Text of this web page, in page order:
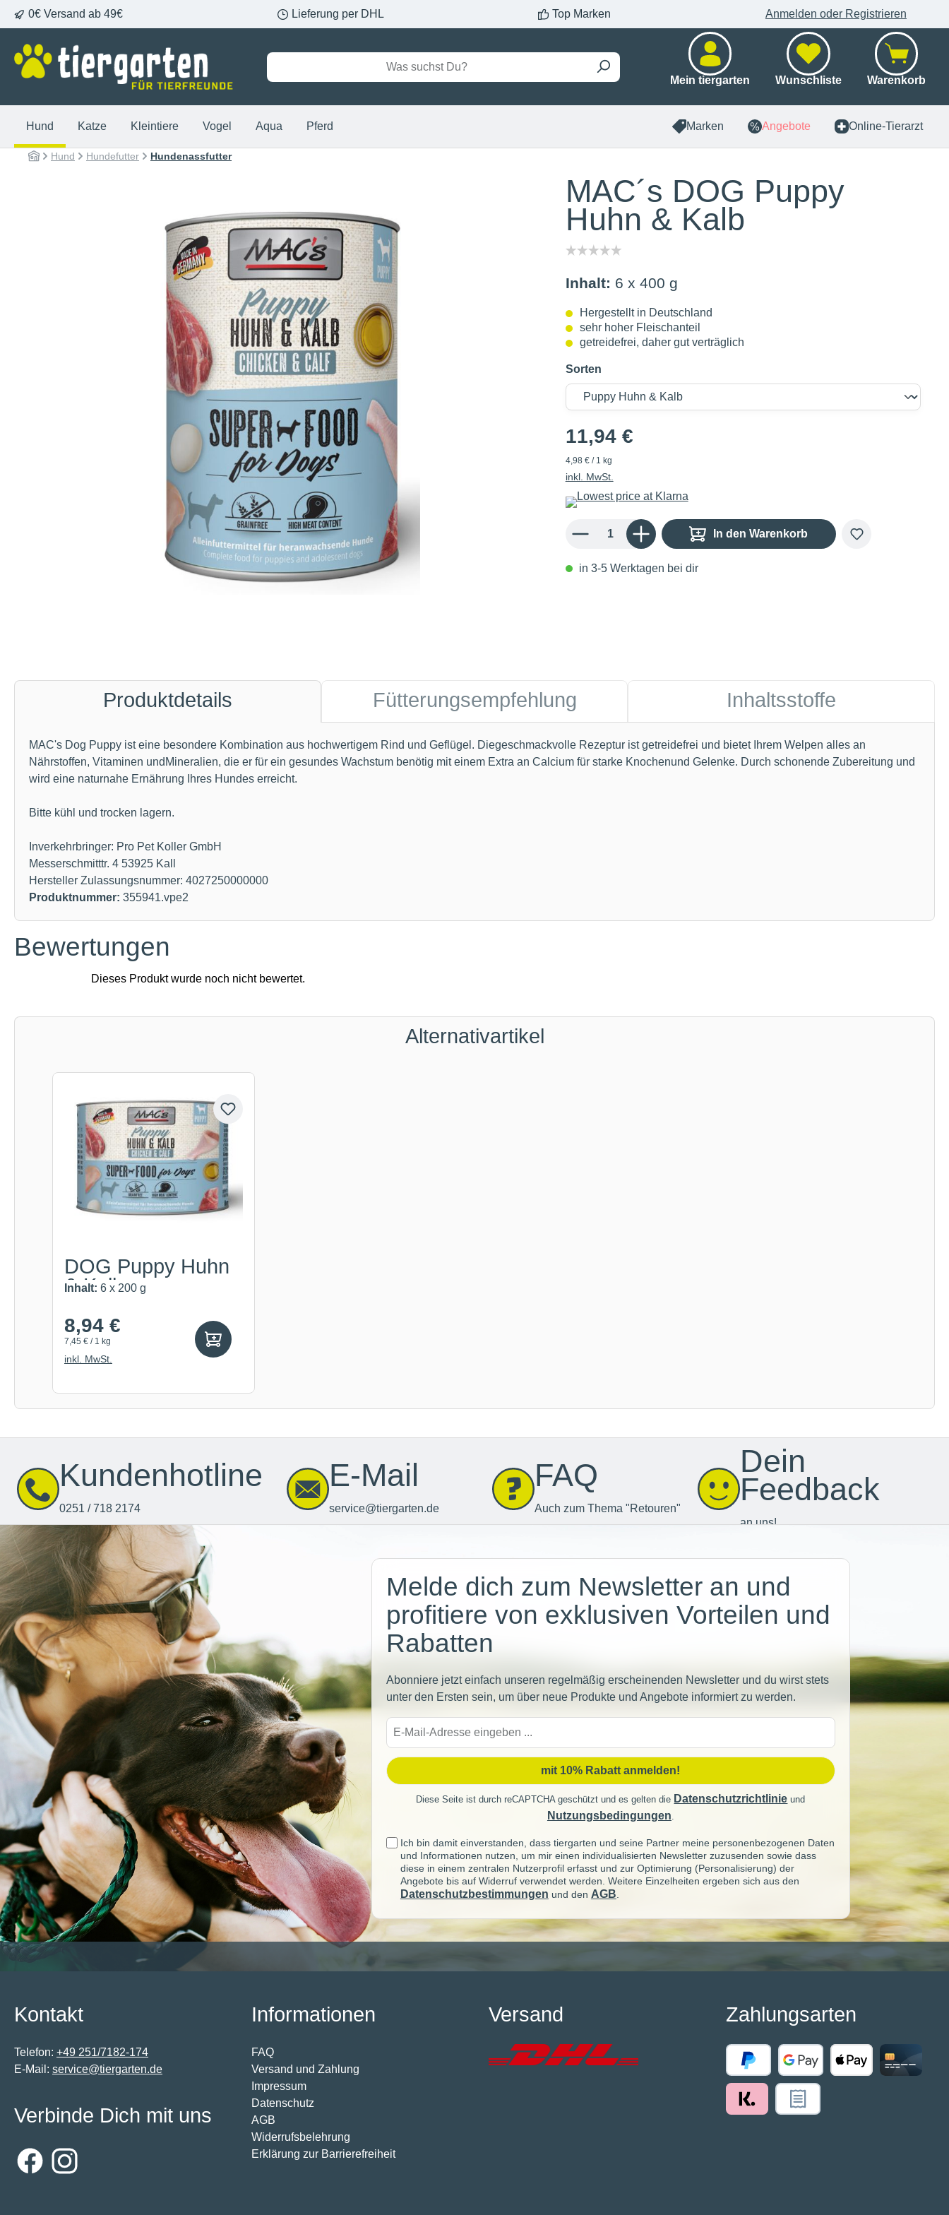
Zur Hauptnavigation springen
0€ Versand ab 49€ Lieferung per DHL Top Marken Anmelden oder Registrieren
Mein tiergarten Wunschliste Warenkorb
Hund Katze Kleintiere Vogel Aqua Pferd Marken Angebote Online-Tierarzt
Hund Hundefutter Hundenassfutter
MAC´s DOG Puppy
Huhn & Kalb
Inhalt: 6 x 400 g
Hergestellt in Deutschland
sehr hoher Fleischanteil
getreidefrei, daher gut verträglich
Sorten
11,94 €
4,98 € / 1 kg
inkl. MwSt.
Produkt Anzahl: Gib den gewünschten Wert ein oder benutze die Schaltflächen um die Anzahl zu
In den Warenkorb
in 3-5 Werktagen bei dir
Produktdetails Fütterungsempfehlung Inhaltsstoffe
MAC's Dog Puppy ist eine besondere Kombination aus hochwertigem Rind und Geflügel. Diegeschmackvolle Rezeptur ist getreidefrei und bietet Ihrem Welpen alles an
Nährstoffen, Vitaminen undMineralien, die er für ein gesundes Wachstum benötig mit einem Extra an Calcium für starke Knochenund Gelenke. Durch schonende Zubereitung und
wird eine naturnahe Ernährung Ihres Hundes erreicht.
Bitte kühl und trocken lagern.
Inverkehrbringer: Pro Pet Koller GmbH
Messerschmitttr. 4 53925 Kall
Hersteller Zulassungsnummer: 4027250000000
Produktnummer: 355941.vpe2
Bewertungen
Alternativartikel
Produktgalerie überspringen
DOG Puppy Huhn
& Kalb
Inhalt: 6 x 200 g
8,94 €
7,45 € / 1 kg
inkl. MwSt.
Kundenhotline
0251 / 718 2174
E-Mail
service@tiergarten.de
FAQ
Auch zum Thema "Retouren"
Dein
Feedback
an uns!
Melde dich zum Newsletter an und
profitiere von exklusiven Vorteilen und
Rabatten
Abonniere jetzt einfach unseren regelmäßig erscheinenden Newsletter und du wirst stets
unter den Ersten sein, um über neue Produkte und Angebote informiert zu werden.
Adresse
mit 10% Rabatt anmelden!
Diese Seite ist durch reCAPTCHA geschützt und es gelten die Datenschutzrichtlinie und
Nutzungsbedingungen.
Ich bin damit einverstanden, dass tiergarten und seine Partner meine personenbezogenen Daten
und Informationen nutzen, um mir einen individualisierten Newsletter zuzusenden sowie dass
diese in einem zentralen Nutzerprofil erfasst und zur Optimierung (Personalisierung) der
Angebote bis auf Widerruf verwendet werden. Weitere Einzelheiten ergeben sich aus den
Datenschutzbestimmungen und den AGB
Kontakt
Telefon: +49 251/7182-174
E-Mail: service@tiergarten.de
Informationen
FAQ
Versand und Zahlung
Impressum
Datenschutz
AGB
Widerrufsbelehrung
Erklärung zur Barrierefreiheit
Versand Zahlungsarten
Verbinde Dich mit uns
FacebookInstagram